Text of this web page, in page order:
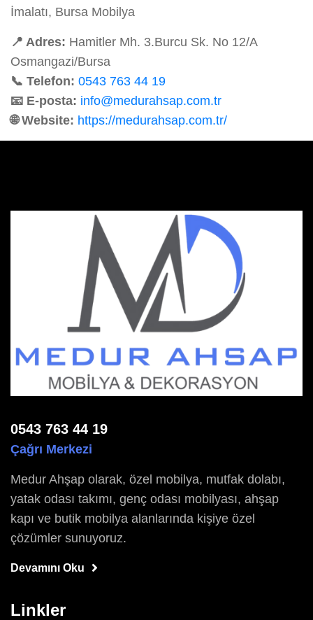
İmalatı, Bursa Mobilya
📍 Adres: Hamitler Mh. 3.Burcu Sk. No 12/A
Osmangazi/Bursa
📞 Telefon: 0543 763 44 19
📧 E-posta: info@medurahsap.com.tr
🌐 Website: https://medurahsap.com.tr/
0543 763 44 19
Çağrı Merkezi
Medur Ahşap olarak, özel mobilya, mutfak dolabı,
yatak odası takımı, genç odası mobilyası, ahşap
kapı ve butik mobilya alanlarında kişiye özel
çözümler sunuyoruz.
Devamını Oku
Linkler